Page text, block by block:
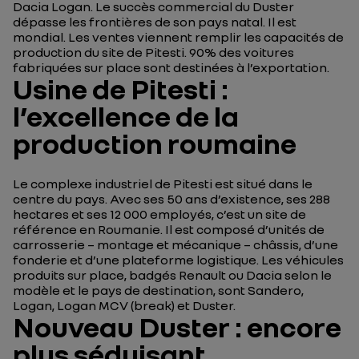
Dacia Logan. Le succès commercial du Duster
dépasse les frontières de son pays natal. Il est
mondial. Les ventes viennent remplir les capacités de
production du site de Pitesti. 90% des voitures
fabriquées sur place sont destinées à l’exportation.
Usine de Pitesti :
l’excellence de la
production roumaine
Le complexe industriel de Pitesti est situé dans le
centre du pays. Avec ses 50 ans d’existence, ses 288
hectares et ses 12 000 employés, c’est un site de
référence en Roumanie. Il est composé d’unités de
carrosserie – montage et mécanique – châssis, d’une
fonderie et d’une plateforme logistique. Les véhicules
produits sur place, badgés Renault ou Dacia selon le
modèle et le pays de destination, sont Sandero,
Logan, Logan MCV (break) et Duster.
Nouveau Duster : encore